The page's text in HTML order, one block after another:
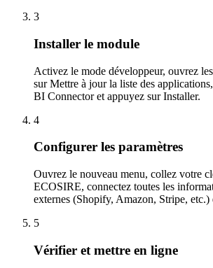
3
Installer le module
Activez le mode développeur, ouvrez
sur Mettre à jour la liste des
BI Connector et appuyez sur Installer.
4
Configurer les paramètres
Ouvrez le nouveau menu, collez votre
ECOSIRE, connectez toutes les
externes (Shopify, Amazon, Stripe, etc.)
5
Vérifier et mettre en ligne